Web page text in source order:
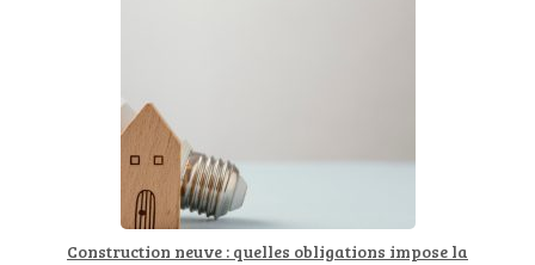
Construction neuve : quelles obligations impose la